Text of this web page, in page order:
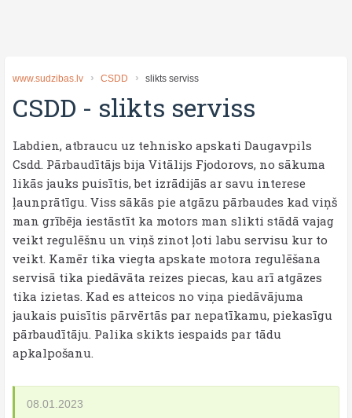
www.sudzibas.lv CSDD slikts serviss
CSDD - slikts serviss
Labdien, atbraucu uz tehnisko apskati Daugavpils
Csdd. Pārbaudītājs bija Vitālijs Fjodorovs, no sākuma
likās jauks puisītis, bet izrādijās ar savu interese
ļaunprātīgu. Viss sākās pie atgāzu pārbaudes kad viņš
man grībēja iestāstīt ka motors man slikti stādā vajag
veikt regulēšnu un viņš zinot ļoti labu servisu kur to
veikt. Kamēr tika viegta apskate motora regulēšana
servisā tika piedāvāta reizes piecas, kau arī atgāzes
tika izietas. Kad es atteicos no viņa piedāvājuma
jaukais puisītis pārvērtās par nepatīkamu, piekasīgu
pārbaudītāju. Palika skikts iespaids par tādu
apkalpošanu.
08.01.2023